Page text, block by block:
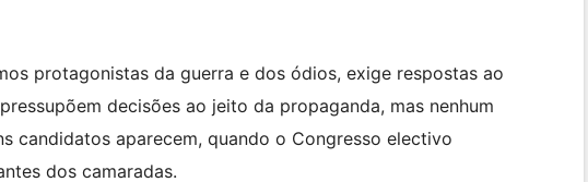
protagonistas da guerra e dos ódios, exige respostas ao
decisões ao jeito da propaganda, mas nenhum
candidatos aparecem, quando o Congresso electivo
dos camaradas.